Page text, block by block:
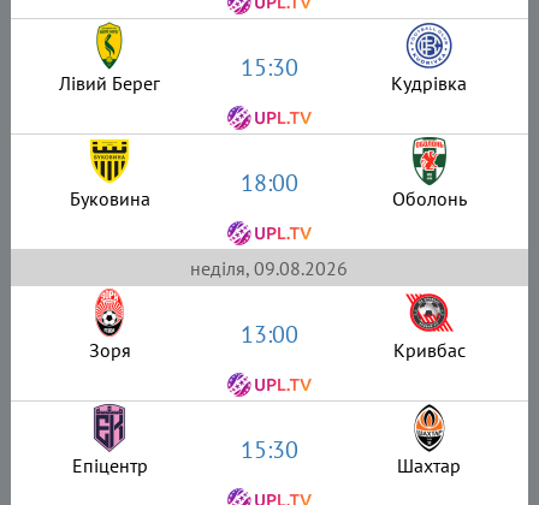
Лівий Берег 15:30 Кудрівка
Буковина 18:00 Оболонь
неділя, 09.08.2026
Зоря 13:00 Кривбас
Епіцентр 15:30 Шахтар